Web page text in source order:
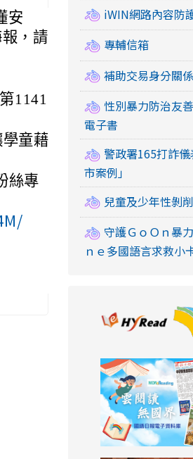
安
，請
1141
童藉
絲專
iWIN網路內容防
專輔信箱
補助交易身分關
性別暴力防治友
電子書
警政署165打詐
市案例」
兒童及少年性剝
守護ＧｏＯｎ暴
ｎｅ多國語言求救小